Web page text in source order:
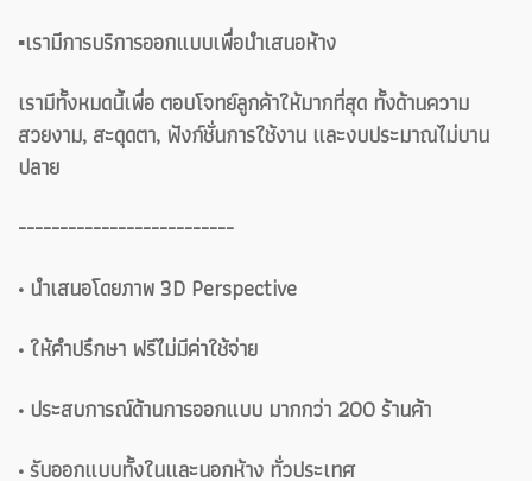
▪️เรามีการบริการออกแบบเพื่อนำเสนอห้าง
เรามีทั้งหมดนี้เพื่อ ตอบโจทย์ลูกค้าให้มากที่สุด ทั้งด้านความ
สวยงาม, สะดุดตา, ฟังก์ชั่นการใช้งาน และงบประมาณไม่บาน
ปลาย
--------------------------
• นำเสนอโดยภาพ 3D Perspective
• ให้คำปรึกษา ฟรีไม่มีค่าใช้จ่าย
• ประสบการณ์ด้านการออกแบบ มากกว่า 200 ร้านค้า
• รับออกแบบทั้งในและนอกห้าง ทั่วประเทศ